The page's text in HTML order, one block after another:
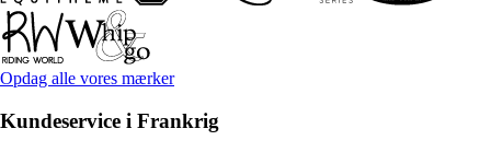
Opdag alle vores mærker
Kundeservice i Frankrig